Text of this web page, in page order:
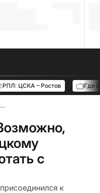
РПЛ: ЦСКА – Ростов Где
с
к